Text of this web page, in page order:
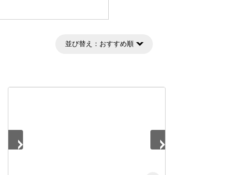
並び替え： おすすめ順